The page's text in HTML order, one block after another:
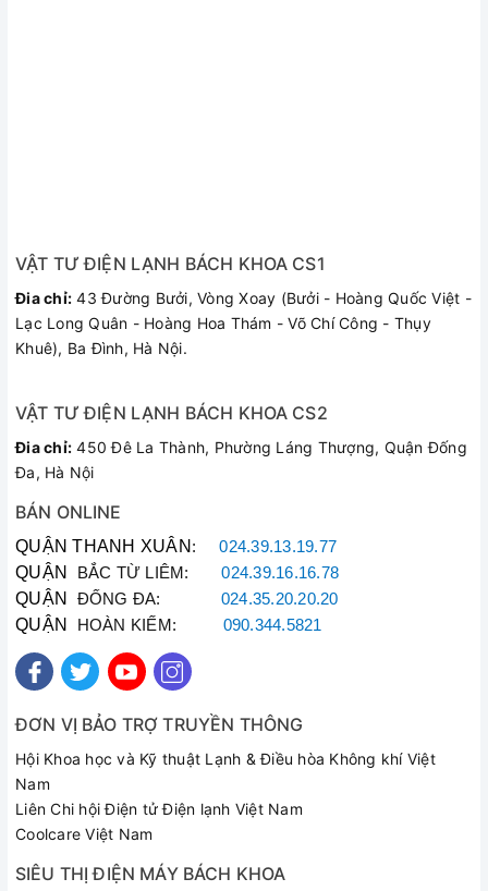
VẬT TƯ ĐIỆN LẠNH BÁCH KHOA CS1
Đia chỉ: 43 Đường Bưởi, Vòng Xoay (Bưởi - Hoàng Quốc Việt -
Lạc Long Quân - Hoàng Hoa Thám - Võ Chí Công - Thụy
Khuê), Ba Đình, Hà Nội.
VẬT TƯ ĐIỆN LẠNH BÁCH KHOA CS2
Đia chỉ: 450 Đê La Thành, Phường Láng Thượng, Quận Đống
Đa, Hà Nội
BÁN ONLINE
QUẬN THANH XUÂN :024.39.13.19.77
QUẬN BẮC TỪ LIÊM:024.39.16.16.78
QUẬN ĐỐNG ĐA: 024.35.20.20.20
QUẬN HOÀN KIẾM: 090.344.5821
ĐƠN VỊ BẢO TRỢ TRUYỀN THÔNG
Hội Khoa học và Kỹ thuật Lạnh & Điều hòa Không khí Việt
Nam
Liên Chi hội Điện tử Điện lạnh Việt Nam
Coolcare Việt Nam
SIÊU THỊ ĐIỆN MÁY BÁCH KHOA